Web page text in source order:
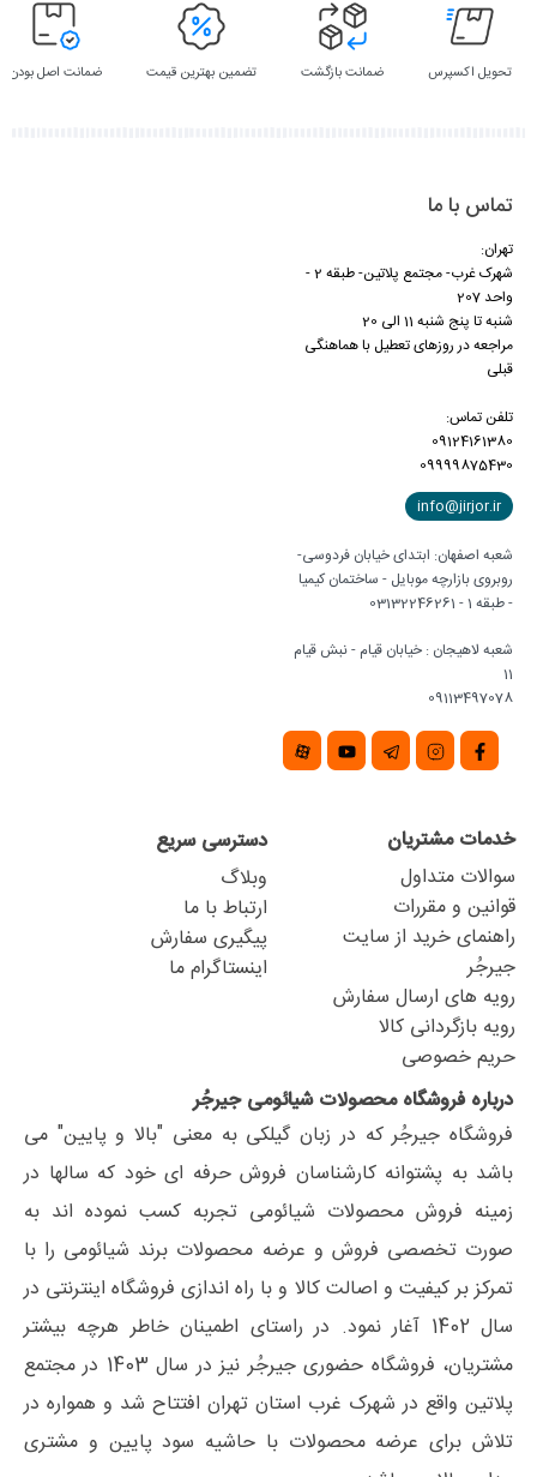
تحویل اکسپرس ضمانت بازگشت تضمین بهترین قیمت ضمانت اصل بودن
تماس با ما
تهران:
شهرک غرب- مجتمع پلاتین- طبقه 2 -
واحد 207
شنبه تا پنج شنبه 11 الی 20
مراجعه در روزهای تعطیل با هماهنگی
قبلی
تلفن تماس:
09124161380
09999875430
info@jirjor.ir
شعبه اصفهان: ابتدای خیابان فردوسی-
روبروی بازارچه موبایل - ساختمان کیمیا
- طبقه 1 - 03132246261
شعبه لاهیجان : خیابان قیام - نبش قیام
11
09113497078
خدمات مشتریان
سوالات متداول
قوانین و مقررات
راهنمای خرید از سایت
جیرجُر
رویه های ارسال سفارش
رویه بازگردانی کالا
حریم خصوصی
دسترسی سریع
وبلاگ
ارتباط با ما
پیگیری سفارش
اینستاگرام ما
درباره فروشگاه محصولات شیائومی جیرجُر
فروشگاه جیرجُر که در زبان گیلکی به معنی "بالا و پایین" می
باشد به پشتوانه کارشناسان فروش حرفه ای خود که سالها در
زمینه فروش محصولات شیائومی تجربه کسب نموده اند به
صورت تخصصی فروش و عرضه محصولات برند شیائومی را با
تمرکز بر کیفیت و اصالت کالا و با راه اندازی فروشگاه اینترنتی در
سال 1402 آغار نمود. در راستای اطمینان خاطر هرچه بیشتر
مشتریان، فروشگاه حضوری جیرجُر نیز در سال 1403 در مجتمع
پلاتین واقع در شهرک غرب استان تهران افتتاح شد و همواره در
تلاش برای عرضه محصولات با حاشیه سود پایین و مشتری